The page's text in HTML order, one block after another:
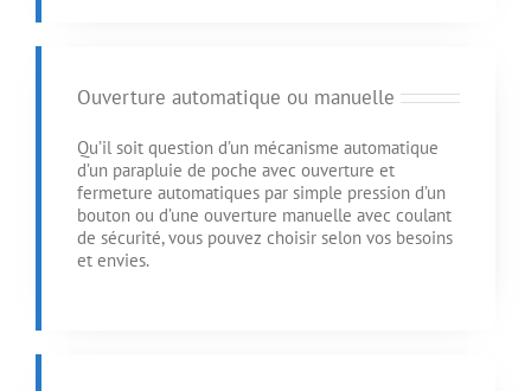
Ouverture automatique ou manuelle
Qu’il soit question d’un mécanisme automatique
d’un parapluie de poche avec ouverture et
fermeture automatiques par simple pression d’un
bouton ou d’une ouverture manuelle avec coulant
de sécurité, vous pouvez choisir selon vos besoins
et envies.